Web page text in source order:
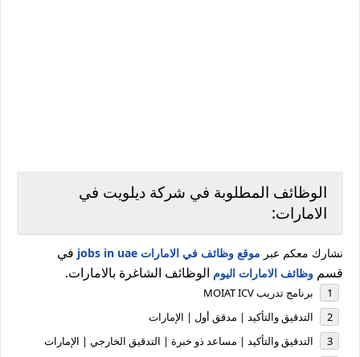
الوظائف المطلوبة في شركة ديلويت في
الامارات:
نشارك معكم عبر موقع وظائف في الامارات jobs in uae
في
قسم وظائف الامارات اليوم الوظائف الشاغرة بالامارات.
برنامج تدريب MOIAT ICV
التدقيق والتأكيد | مدقق أول | الإمارات
التدقيق والتأكيد | مساعد ذو خبرة | التدقيق الخارجي | الإمارات